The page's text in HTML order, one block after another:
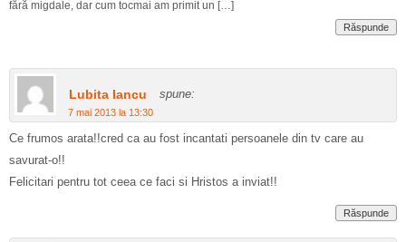
fără migdale, dar cum tocmai am primit un […]
Răspunde
Lubita Iancu spune:
7 mai 2013 la 13:30
Ce frumos arata!!cred ca au fost incantati persoanele din tv care au
savurat-o!!
Felicitari pentru tot ceea ce faci si Hristos a inviat!!
Răspunde